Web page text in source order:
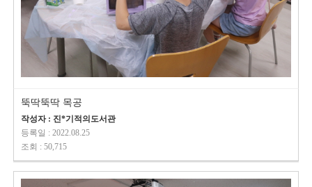
뚝딱뚝딱 목공
작성자 : 진*기적의도서관
등록일 : 2022.08.25
조회 : 50,715